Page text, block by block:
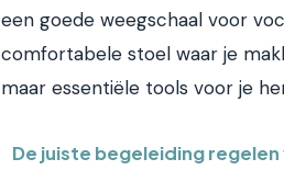
een goede weegschaal voor
comfortabele stoel waar je
maar essentiële tools voor je
De juiste begeleiding regelen